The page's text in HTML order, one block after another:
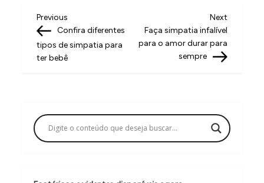
N
a
v
a
ç
o
Previous
Post
Previous
Confira diferentes
tipos de simpatia para
ter bebê
Next
Post
Next
Faça simpatia infalível
para o amor durar para
sempre